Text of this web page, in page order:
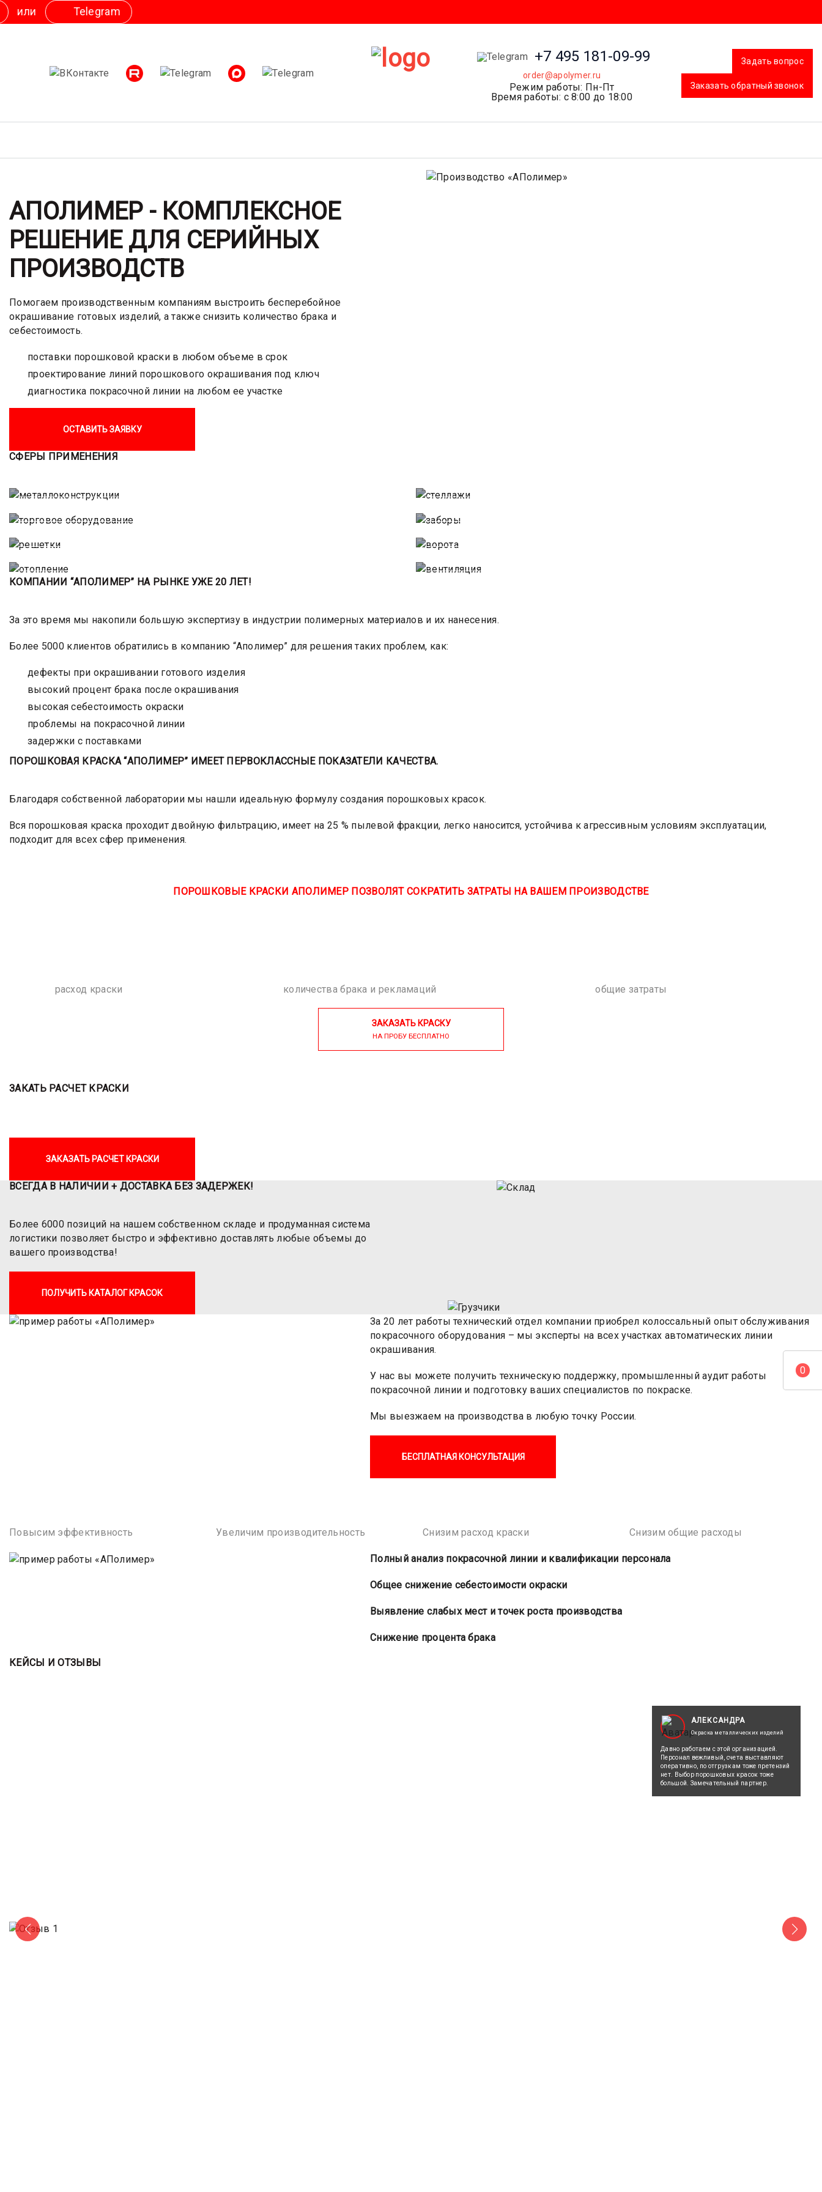
+7 495 181-09-99
order@apolymer.ru
Режим работы: Пн-Пт
Время работы: с 8:00 до 18:00
Задать вопрос
Заказать обратный звонок
АПОЛИМЕР - КОМПЛЕКСНОЕ
РЕШЕНИЕ ДЛЯ СЕРИЙНЫХ
ПРОИЗВОДСТВ
Помогаем производственным компаниям выстроить бесперебойное
окрашивание готовых изделий, а также снизить количество брака и
себестоимость.
поставки порошковой краски в любом объеме в срок
проектирование линий порошкового окрашивания под ключ
диагностика покрасочной линии на любом ее участке
ОСТАВИТЬ ЗАЯВКУ
СФЕРЫ ПРИМЕНЕНИЯ
КОМПАНИИ “АПОЛИМЕР” НА РЫНКЕ УЖЕ 20 ЛЕТ!
За это время мы накопили большую экспертизу в индустрии полимерных материалов и их нанесения.
Более 5000 клиентов обратились в компанию “Аполимер” для решения таких проблем, как:
дефекты при окрашивании готового изделия
высокий процент брака после окрашивания
высокая себестоимость окраски
проблемы на покрасочной линии
задержки с поставками
ПОРОШКОВАЯ КРАСКА “АПОЛИМЕР” ИМЕЕТ ПЕРВОКЛАССНЫЕ ПОКАЗАТЕЛИ КАЧЕСТВА.
Благодаря собственной лаборатории мы нашли идеальную формулу создания порошковых красок.
Вся порошковая краска проходит двойную фильтрацию, имеет на 25 % пылевой фракции, легко наносится, устойчива к агрессивным условиям эксплуатации,
подходит для всех сфер применения.
ПОРОШКОВЫЕ КРАСКИ АПОЛИМЕР ПОЗВОЛЯТ СОКРАТИТЬ ЗАТРАТЫ НА ВАШЕМ ПРОИЗВОДСТВЕ
расход краски количества брака и рекламаций общие затраты
ЗАКАЗАТЬ КРАСКУ
НА ПРОБУ БЕСПЛАТНО
ЗАКАТЬ РАСЧЕТ КРАСКИ
ЗАКАЗАТЬ РАСЧЕТ КРАСКИ
ВСЕГДА В НАЛИЧИИ + ДОСТАВКА БЕЗ ЗАДЕРЖЕК!
Более 6000 позиций на нашем собственном складе и продуманная система
логистики позволяет быстро и эффективно доставлять любые объемы до
вашего производства!
ПОЛУЧИТЬ КАТАЛОГ КРАСОК
За 20 лет работы технический отдел компании приобрел колоссальный опыт обслуживания
покрасочного оборудования – мы эксперты на всех участках автоматических линии
окрашивания.
У нас вы можете получить техническую поддержку, промышленный аудит работы
покрасочной линии и подготовку ваших специалистов по покраске.
Мы выезжаем на производства в любую точку России.
БЕСПЛАТНАЯ КОНСУЛЬТАЦИЯ
Повысим эффективность Увеличим производительность Снизим расход краски Снизим общие расходы
Полный анализ покрасочной линии и квалификации персонала
Общее снижение себестоимости окраски
Выявление слабых мест и точек роста производства
Снижение процента брака
КЕЙСЫ И ОТЗЫВЫ
АЛЕКСАНДРА
Окраска металлических изделий
Давно работаем с этой организацией.
Персонал вежливый, счета выставляют
оперативно, по отгрузкам тоже претензий
нет. Выбор порошковых красок тоже
большой. Замечательный партнер.
0